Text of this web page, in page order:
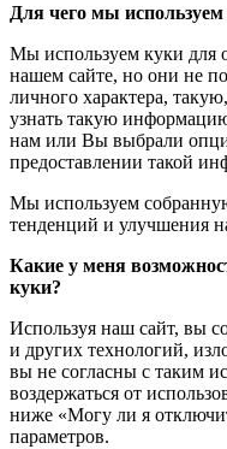
Для чего мы используем
Мы используем куки для
нашем сайте, но они не
личного характера,
узнать такую
нам или Вы выбрали
предоставлении такой
Мы используем
тенденций и улучшения
Какие у меня
куки?
Используя наш сайт, вы
и других технологий,
вы не согласны с таким
воздержаться от
ниже «Могу ли я
параметров.